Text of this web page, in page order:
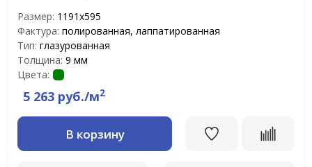
Размер: 1191x595
Фактура: полированная, лаппатированная
Тип: глазурованная
Толщина: 9 мм
Цвета:
5 263 руб./м2
В корзину